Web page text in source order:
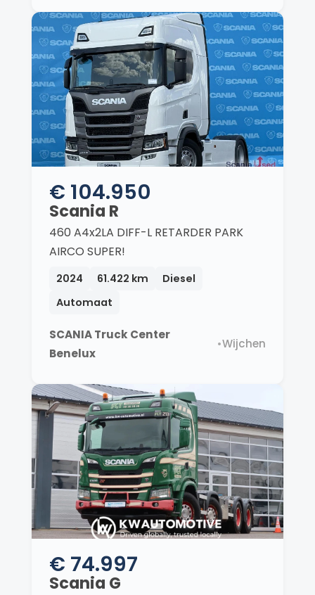
Scania R
€ 104.950
460 A4x2LA DIFF-L RETARDER PARK
AIRCO SUPER!
2024 61.422 km
Diesel
Automaat
SCANIA Truck Center
Benelux
•Wijchen
Scania G
€ 74.997